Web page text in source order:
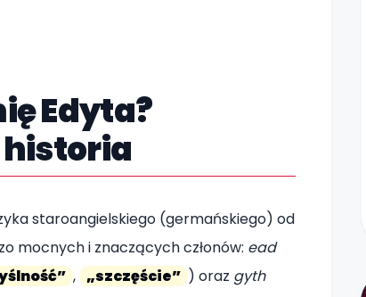
Edyta?
historia
staroangielskiego (germańskiego) od
mocnych i znaczących członów: ead
, „szczęście” ) oraz gyth